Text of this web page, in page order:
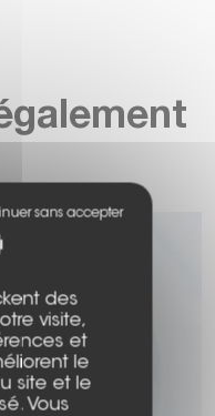
des
visite,
et
le
site et le
Vous